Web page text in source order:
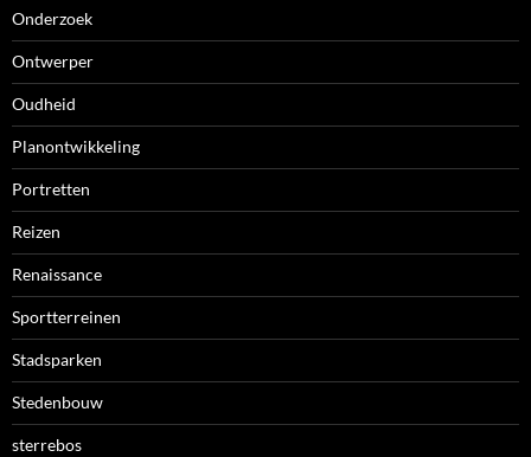
Onderzoek
Ontwerper
Oudheid
Planontwikkeling
Portretten
Reizen
Renaissance
Sportterreinen
Stadsparken
Stedenbouw
sterrebos